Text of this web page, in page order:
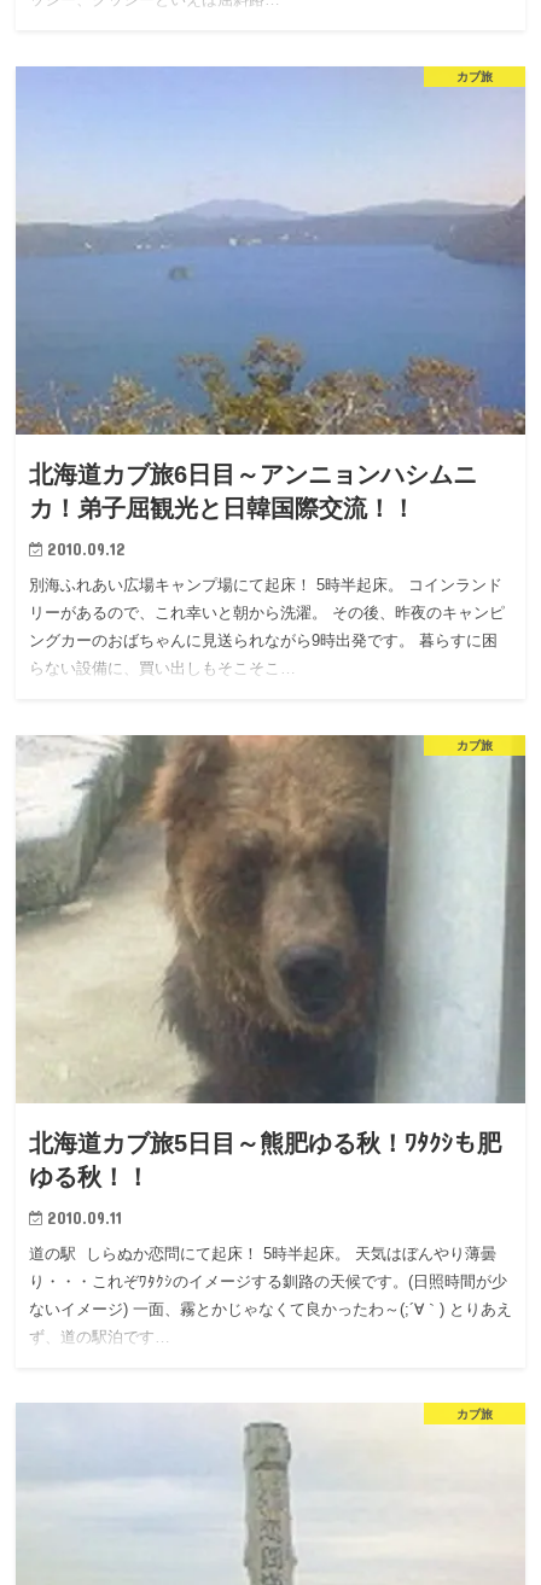
カブ旅
北海道カブ旅6日目～アンニョンハシムニ
カ！弟子屈観光と日韓国際交流！！
2010.09.12
別海ふれあい広場キャンプ場にて起床！ 5時半起床。 コインランド
リーがあるので、これ幸いと朝から洗濯。 その後、昨夜のキャンピ
ングカーのおばちゃんに見送られながら9時出発です。 暮らすに困
らない設備に、買い出しもそこそこ…
カブ旅
北海道カブ旅5日目～熊肥ゆる秋！ﾜﾀｸｼも肥
ゆる秋！！
2010.09.11
道の駅 しらぬか恋問にて起床！ 5時半起床。 天気はぼんやり薄曇
り・・・これぞﾜﾀｸｼのイメージする釧路の天候です。(日照時間が少
ないイメージ) 一面、霧とかじゃなくて良かったわ～(;´∀｀) とりあえ
ず、道の駅泊です…
カブ旅